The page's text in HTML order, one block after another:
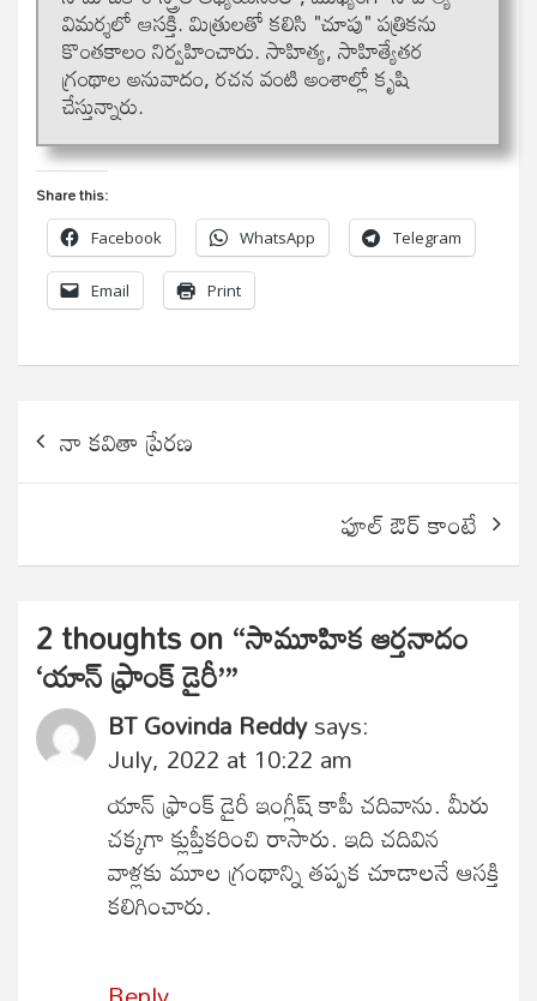
విమర్శలో ఆసక్తి. మిత్రులతో కలిసి "చూపు" పత్రికను
కొంతకాలం నిర్వహించారు. సాహిత్య, సాహిత్యేతర
గ్రంథాల అనువాదం, రచన వంటి అంశాల్లో కృషి
చేస్తున్నారు.
Share this:
Facebook WhatsApp Telegram
Email Print
Post
navigation
నా కవితా ప్రేరణ
ఫూల్ ఔర్ కాంటే
2 thoughts on “సామూహిక ఆర్తనాదం
‘యాన్ ఫ్రాంక్ డైరీ’”
BT Govinda Reddysays:
July, 2022 at 10:22 am
యాన్ ఫ్రాంక్ డైరీ ఇంగ్లీష్ కాపీ చదివాను. మీరు
చక్కగా క్లుప్తీకరించి రాసారు. ఇది చదివిన
వాళ్లకు మూల గ్రంథాన్ని తప్పక చూడాలనే ఆసక్తి
కలిగించారు.